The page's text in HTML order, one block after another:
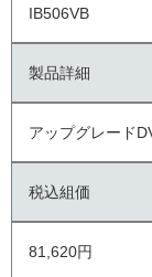
IB506VB
製品詳細
アップグレード
税込組価
81,620円